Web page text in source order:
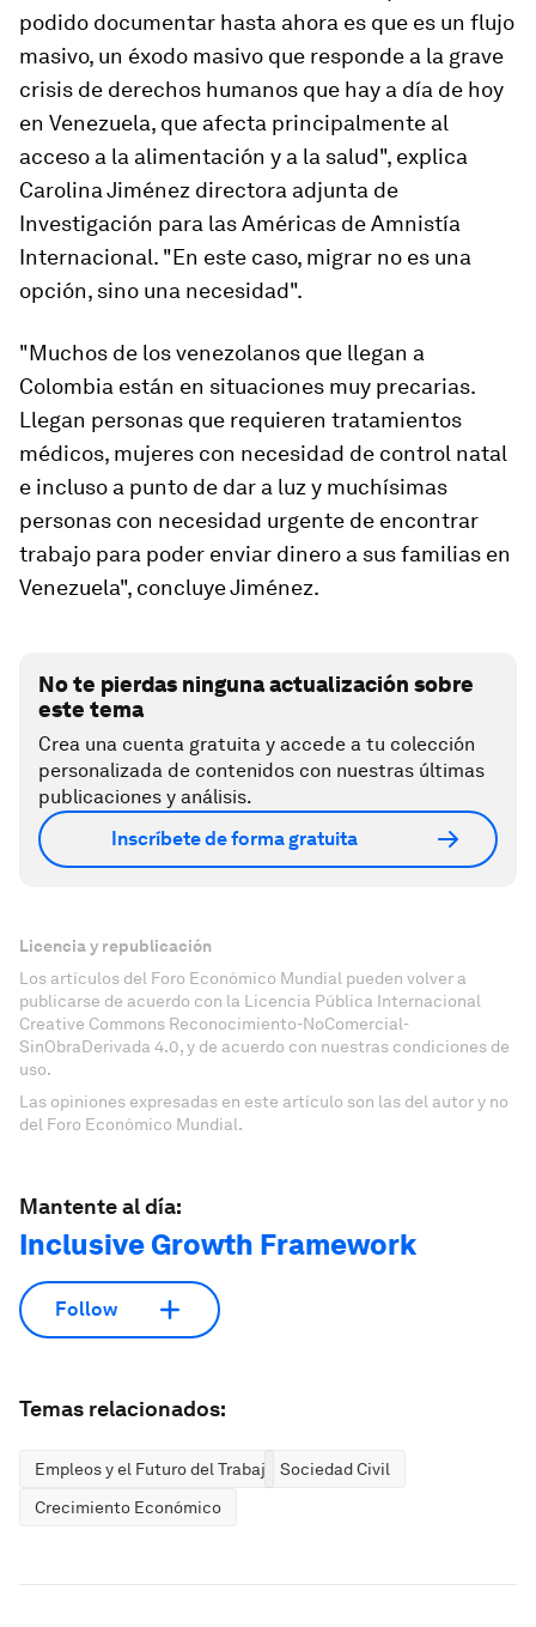
podido documentar hasta ahora es que es un flujo
masivo, un éxodo masivo que responde a la grave
crisis de derechos humanos que hay a día de hoy
en Venezuela, que afecta principalmente al
acceso a la alimentación y a la salud", explica
Carolina Jiménez directora adjunta de
Investigación para las Américas de Amnistía
Internacional. "En este caso, migrar no es una
opción, sino una necesidad".
"Muchos de los venezolanos que llegan a
Colombia están en situaciones muy precarias.
Llegan personas que requieren tratamientos
médicos, mujeres con necesidad de control natal
e incluso a punto de dar a luz y muchísimas
personas con necesidad urgente de encontrar
trabajo para poder enviar dinero a sus familias en
Venezuela", concluye Jiménez.
No te pierdas ninguna actualización sobre
este tema
Crea una cuenta gratuita y accede a tu colección
personalizada de contenidos con nuestras últimas
publicaciones y análisis.
Inscríbete de forma gratuita
Licencia y republicación
Los artículos del Foro Económico Mundial pueden volver a
publicarse de acuerdo con la Licencia Pública Internacional
Creative Commons Reconocimiento-NoComercial-
SinObraDerivada 4.0, y de acuerdo con nuestras condiciones de
uso.
Las opiniones expresadas en este artículo son las del autor y no
del Foro Económico Mundial.
Mantente al día:
Inclusive Growth Framework
Follow
Temas relacionados:
Empleos y el Futuro del Trabajo
Sociedad Civil
Crecimiento Económico